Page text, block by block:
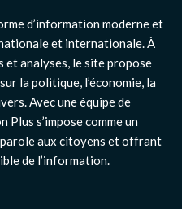
d’information moderne et
et internationale. À
analyses, le site propose
la politique, l’économie, la
Avec une équipe de
s’impose comme un
aux citoyens et offrant
de l’information.